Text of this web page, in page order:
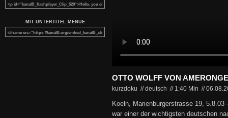
MIT UNTERTITEL MENUE
OTTO WOLFF VON
kurzdoku // deutsch // 1:40 Min //
Koeln, Marienburgerstrasse 19,
war einer der wichtigsten deutschen